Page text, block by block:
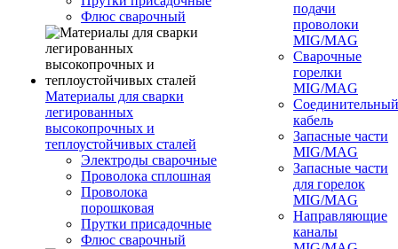
Флюс сварочный
Материалы для сварки
легированных
высокопрочных и
теплоустойчивых сталей
Электроды сварочные
Проволока сплошная
Проволока
порошковая
Прутки присадочные
Флюс сварочный
подачи
проволоки
MIG/MAG
Сварочные
горелки
MIG/MAG
Соединительный
кабель
Запасные части
MIG/MAG
Запасные части
для горелок
MIG/MAG
Направляющие
каналы